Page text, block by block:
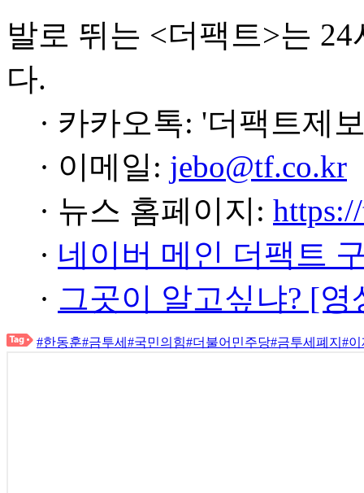
발로 뛰는 <더팩트>는
다.
· 카카오톡: '더팩트제
· 이메일: jebo@tf.co.kr
· 뉴스 홈페이지:
· 네이버 메인 더팩트
· 그곳이 알고싶냐? [
#한동훈#금투세 #국민의힘#더불어민주당#금투세폐지 #